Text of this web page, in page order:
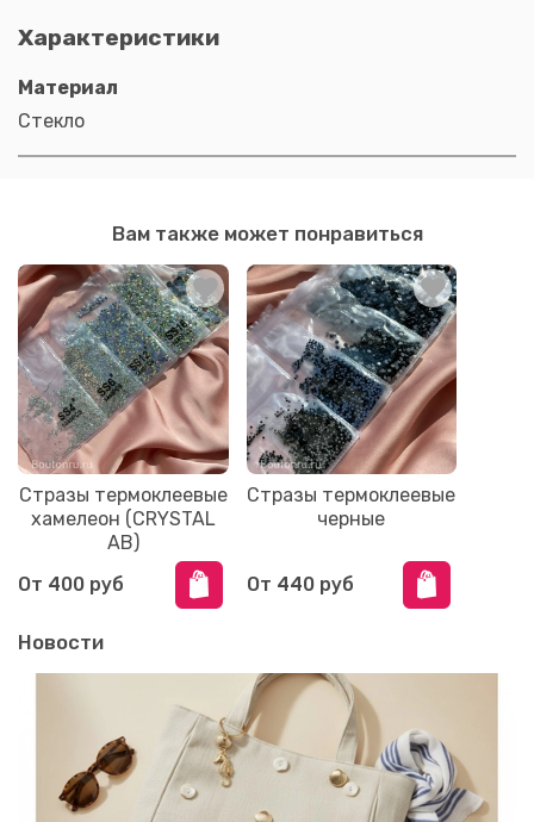
Характеристики
Материал
Стекло
Вам также может понравиться
Стразы термоклеевые
хамелеон (CRYSTAL
AB)
От 400 руб
Стразы термоклеевые
черные
От 440 руб
Новости